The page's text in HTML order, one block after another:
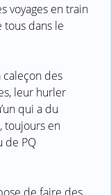
voyages en train
tous dans le
caleçon des
leur hurler
qui a du
toujours en
de PQ